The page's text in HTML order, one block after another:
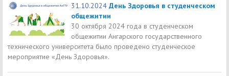
31.10.2024 День Здоровья в студенческом
общежитии
30 октября 2024 года в студенческом
общежитии Ангарского государственного
технического университета было проведено студенческое
мероприятие «День Здоровья».